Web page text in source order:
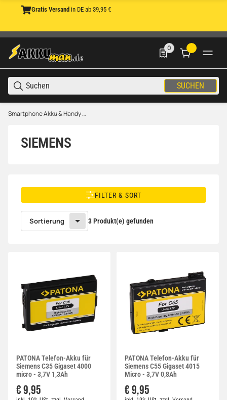
Gratis Versand in DE ab 39,95 €
SUCHEN
0
0 Produkte in der
Smartphone Akku & Handy Akku
SIEMENS
FILTER & SORT
Sortierung 3 Produkt(e) gefunden
PATONA Telefon-Akku für
Siemens C35 Gigaset 4000
micro - 3,7V 1,3Ah
€ 9,95
PATONA Telefon-Akku für
Siemens C55 Gigaset 4015
Micro - 3,7V 0,8Ah
€ 9,95